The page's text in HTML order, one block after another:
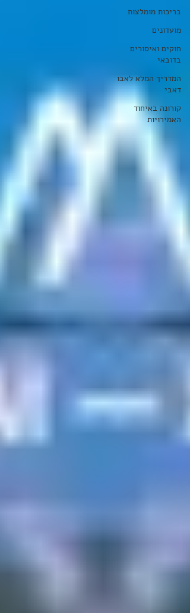
בריכות מומלצות
מועדונים
חוקים ואיסורים
בדובאי
המדריך המלא לאבו
דאבי
קורונה באיחוד
האמירויות